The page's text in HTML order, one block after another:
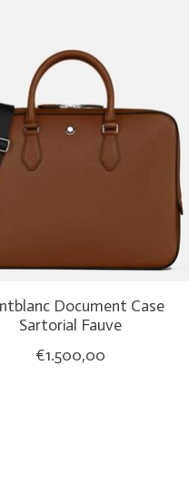
Document Case
Sartorial Fauve
€1.500,00